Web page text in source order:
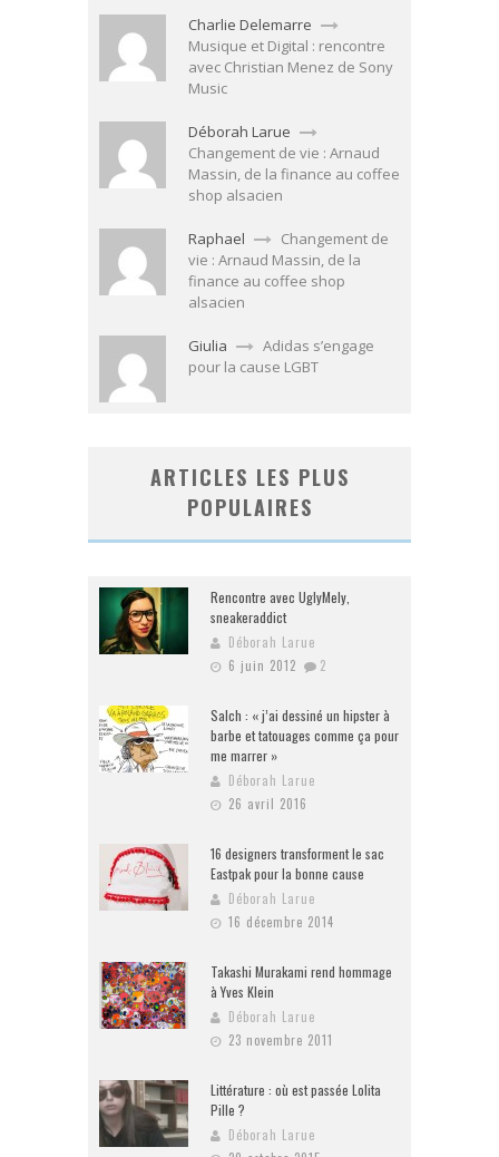
Charlie Delemarre
Musique et Digital : rencontre
avec Christian Menez de Sony
Music
Déborah Larue
Changement de vie : Arnaud
Massin, de la finance au coffee
shop alsacien
Raphael
Changement de
vie : Arnaud Massin, de la
finance au coffee shop
alsacien
Giulia
Adidas s’engage
pour la cause LGBT
ARTICLES LES PLUS
POPULAIRES
Rencontre avec UglyMely,
sneakeraddict
Déborah Larue
6 juin 2012
2
Salch : « j’ai dessiné un hipster à
barbe et tatouages comme ça pour
me marrer »
Déborah Larue
26 avril 2016
16 designers transforment le sac
Eastpak pour la bonne cause
Déborah Larue
16 décembre 2014
Takashi Murakami rend hommage
à Yves Klein
Déborah Larue
23 novembre 2011
Littérature : où est passée Lolita
Pille ?
Déborah Larue